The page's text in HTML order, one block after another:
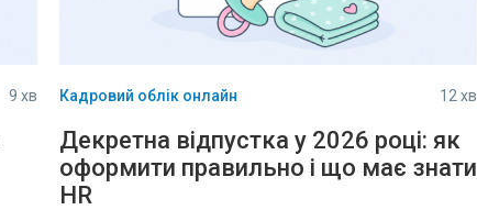
9 хв Кадровий облік онлайн 12 хв
Декретна відпустка у 2026 році: як
оформити правильно і що має знати
HR